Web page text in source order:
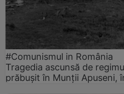
#Comunismul in România
Tragedia ascunsă de
prăbușit în Munții Apuseni,